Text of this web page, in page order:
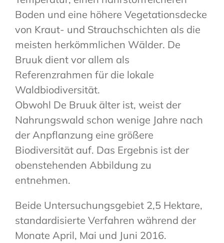
Boden und eine höhere Vegetationsdecke
von Kraut- und Strauchschichten als die
meisten herkömmlichen Wälder. De
Bruuk dient vor allem als
Referenzrahmen für die lokale
Waldbiodiversität.
Obwohl De Bruuk älter ist, weist der
Nahrungswald schon wenige Jahre nach
der Anpflanzung eine größere
Biodiversität auf. Das Ergebnis ist der
obenstehenden Abbildung zu
entnehmen.
Beide Untersuchungsgebiet 2,5 Hektare,
standardisierte Verfahren während der
Monate April, Mai und Juni 2016.